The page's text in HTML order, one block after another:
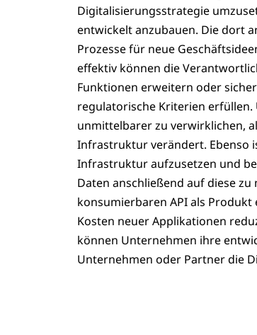
Digitalisierungsstrategie
entwickelt anzubauen. Die dort
Prozesse für neue
effektiv können die
Funktionen erweitern oder
regulatorische Kriterien erfüllen.
unmittelbarer zu verwirklichen,
Infrastruktur verändert. Ebenso
Infrastruktur aufzusetzen und
Daten anschließend auf diese
konsumierbaren API als
Kosten neuer Applikationen
können Unternehmen ihre
Unternehmen oder Partner die